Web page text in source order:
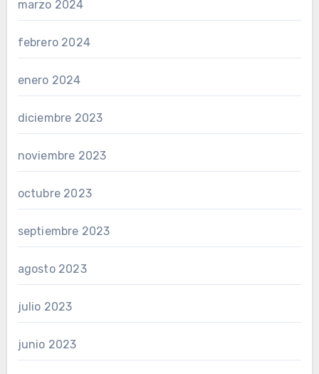
marzo 2024
febrero 2024
enero 2024
diciembre 2023
noviembre 2023
octubre 2023
septiembre 2023
agosto 2023
julio 2023
junio 2023